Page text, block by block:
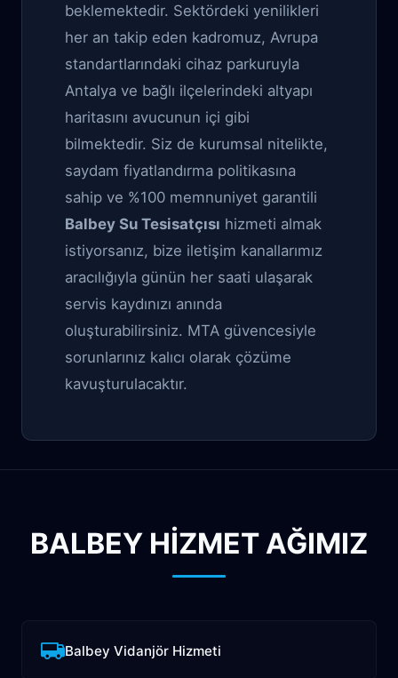
beklemektedir. Sektördeki yenilikleri
her an takip eden kadromuz, Avrupa
standartlarındaki cihaz parkuruyla
Antalya ve bağlı ilçelerindeki altyapı
haritasını avucunun içi gibi
bilmektedir. Siz de kurumsal nitelikte,
saydam fiyatlandırma politikasına
sahip ve %100 memnuniyet garantili
Balbey Su Tesisatçısı hizmeti almak
istiyorsanız, bize iletişim kanallarımız
aracılığıyla günün her saati ulaşarak
servis kaydınızı anında
oluşturabilirsiniz. MTA güvencesiyle
sorunlarınız kalıcı olarak çözüme
kavuşturulacaktır.
BALBEY HİZMET AĞIMIZ
Balbey Vidanjör Hizmeti